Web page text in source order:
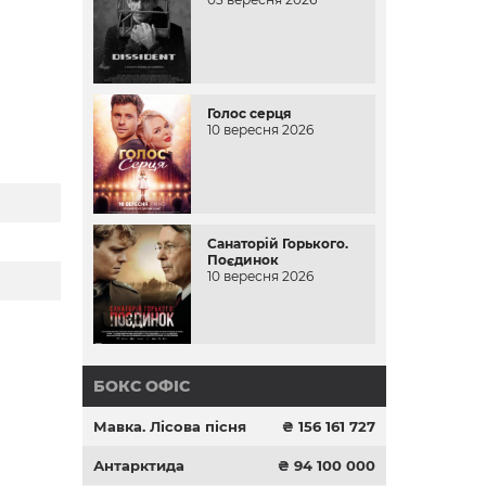
Голос серця
10 вересня 2026
Санаторій Горького.
Поєдинок
10 вересня 2026
БОКС ОФІС
Мавка. Лісова пісня ₴ 156 161 727
Антарктида ₴ 94 100 000